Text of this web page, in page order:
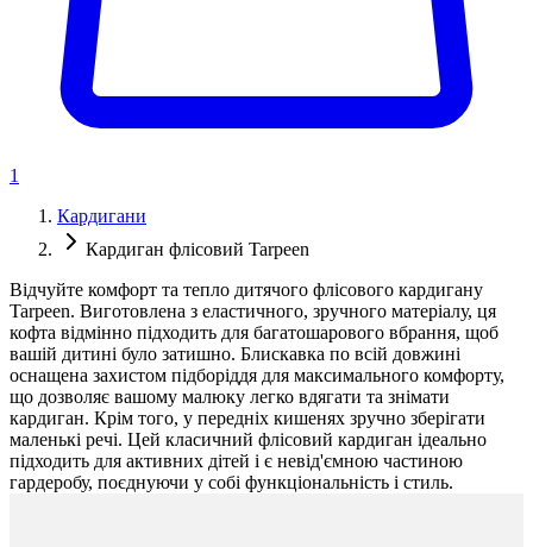
1
Кардигани
Кардиган флісовий Tarpeen
Відчуйте комфорт та тепло дитячого флісового кардигану
Tarpeen. Виготовлена ​​з еластичного, зручного матеріалу, ця
кофта відмінно підходить для багатошарового вбрання, щоб
вашій дитині було затишно. Блискавка по всій довжині
оснащена захистом підборіддя для максимального комфорту,
що дозволяє вашому малюку легко вдягати та знімати
кардиган. Крім того, у передніх кишенях зручно зберігати
маленькі речі. Цей класичний флісовий кардиган ідеально
підходить для активних дітей і є невід'ємною частиною
гардеробу, поєднуючи у собі функціональність і стиль.